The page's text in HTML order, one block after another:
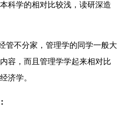
本科学的相对比较浅，读研深造
管不分家，管理学的同学一般大
容，而且管理学学起来相对比
济学。